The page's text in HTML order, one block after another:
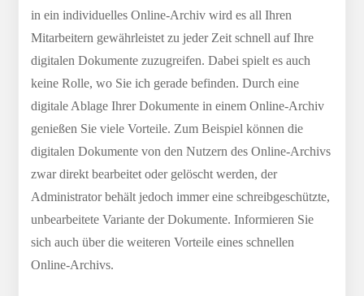
in ein individuelles Online-Archiv wird es all Ihren
Mitarbeitern gewährleistet zu jeder Zeit schnell auf Ihre
digitalen Dokumente zuzugreifen. Dabei spielt es auch
keine Rolle, wo Sie ich gerade befinden. Durch eine
digitale Ablage Ihrer Dokumente in einem Online-Archiv
genießen Sie viele Vorteile. Zum Beispiel können die
digitalen Dokumente von den Nutzern des Online-Archivs
zwar direkt bearbeitet oder gelöscht werden, der
Administrator behält jedoch immer eine schreibgeschützte,
unbearbeitete Variante der Dokumente. Informieren Sie
sich auch über die weiteren Vorteile eines schnellen
Online-Archivs.